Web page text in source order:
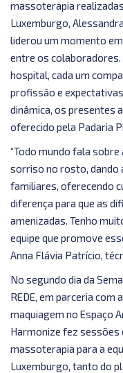
massoterapia
Luxemburgo,
liderou um momento
entre os
hospital, cada um
profissão e
dinâmica, os presentes
oferecido pela Padaria
“Todo mundo fala
sorriso no rosto, dando
familiares, oferecendo
diferença para que as
amenizadas. Tenho
equipe que promove
Anna Flávia Patrício,
No segundo dia da
REDE, em parceria com
maquiagem no Espaço
Harmonize fez sessões
massoterapia para a
Luxemburgo, tanto do